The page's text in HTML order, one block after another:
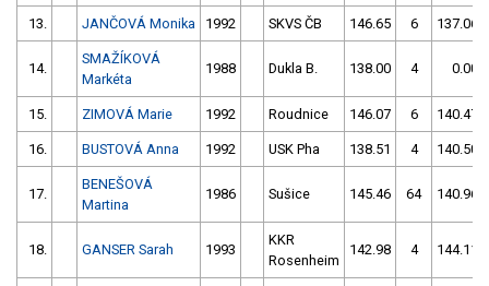
13. JANČOVÁ Monika 1992 SKVS ČB 146.65 6 137.06
14.
SMAŽÍKOVÁ
Markéta
1988 Dukla B. 138.00 4 0.00
15. ZIMOVÁ Marie 1992 Roudnice 146.07 6 140.47
16. BUSTOVÁ Anna 1992 USK Pha 138.51 4 140.50
17.
BENEŠOVÁ
Martina
1986 Sušice 145.46 64 140.96
18. GANSER Sarah 1993
KKR
Rosenheim
142.98 4 144.11